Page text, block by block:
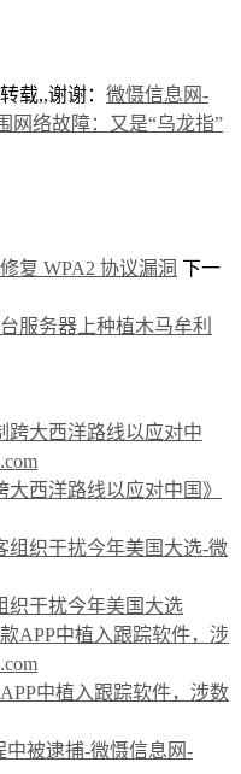
载,,谢谢： 微慑信息网-
网络故障：又是“乌龙指”
复 WPA2 协议漏洞 下一
服务器上种植木马牟利
西洋路线以应对中国》
织干扰今年美国大选
中植入跟踪软件，涉数